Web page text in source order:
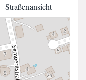
Straßenansicht